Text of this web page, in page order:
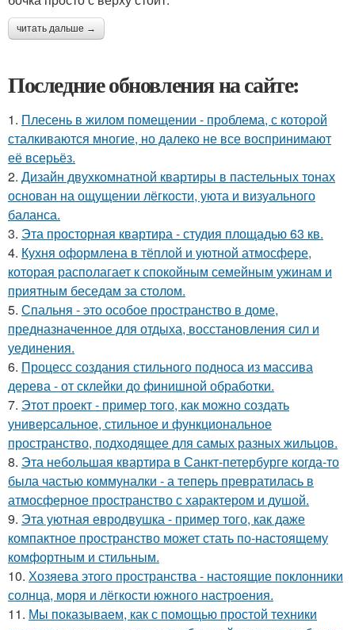
читать дальше →
Последние обновления на сайте:
1. Плесень в жилом помещении - проблема, с которой
сталкиваются многие, но далеко не все воспринимают
её всерьёз.
2. Дизайн двухкомнатной квартиры в пастельных тонах
основан на ощущении лёгкости, уюта и визуального
баланса.
3. Эта просторная квартира - студия площадью 63 кв.
4. Кухня оформлена в тёплой и уютной атмосфере,
которая располагает к спокойным семейным ужинам и
приятным беседам за столом.
5. Спальня - это особое пространство в доме,
предназначенное для отдыха, восстановления сил и
уединения.
6. Процесс создания стильного подноса из массива
дерева - от склейки до финишной обработки.
7. Этот проект - пример того, как можно создать
универсальное, стильное и функциональное
пространство, подходящее для самых разных жильцов.
8. Эта небольшая квартира в Санкт-петербурге когда-то
была частью коммуналки - а теперь превратилась в
атмосферное пространство с характером и душой.
9. Эта уютная евродвушка - пример того, как даже
компактное пространство может стать по-настоящему
комфортным и стильным.
10. Хозяева этого пространства - настоящие поклонники
солнца, моря и лёгкости южного настроения.
11. Мы показываем, как с помощью простой техники